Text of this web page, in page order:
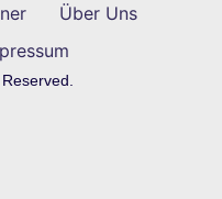
Über Uns